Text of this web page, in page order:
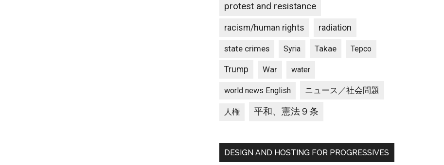
protest and resistance
racism/human rights radiation
state crimes Syria Takae Tepco
Trump War water
world news English ニュース／社会問題
人権 平和、憲法９条
DESIGN AND HOSTING FOR PROGRESSIVES